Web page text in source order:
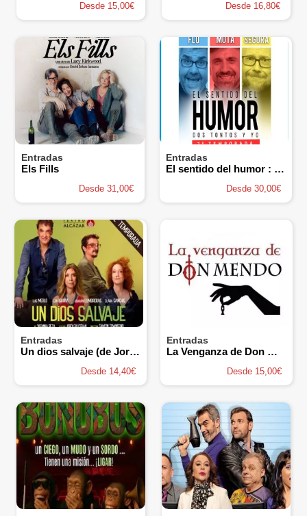
Desde 15,00€ Desde 16,80€
Entradas
Els Fills
Desde 31,00€
Entradas
El sentido del humor : Dos Tontos y Yo
Desde 30,00€
Entradas
Un dios salvaje (de Jordi Galcerán)
Desde 14,40€
Entradas
La Venganza de Don Mendo - Cía Paloma Mejía
Desde 15,00€